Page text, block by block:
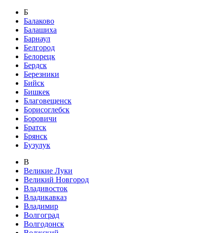
Б
Балаково
Балашиха
Барнаул
Белгород
Белорецк
Бердск
Березники
Бийск
Бишкек
Благовещенск
Борисоглебск
Боровичи
Братск
Брянск
Бузулук
В
Великие Луки
Великий Новгород
Владивосток
Владикавказ
Владимир
Волгоград
Волгодонск